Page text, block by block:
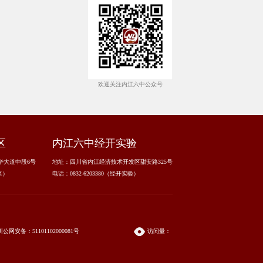
欢迎关注内江六中公众号
大道中段6号
内江六中经开实验
地址：四川省内江经济技术开发区甜安路325号
电话：0832-6203380（经开实验）
川公网安备：51101102000081号 访问量：